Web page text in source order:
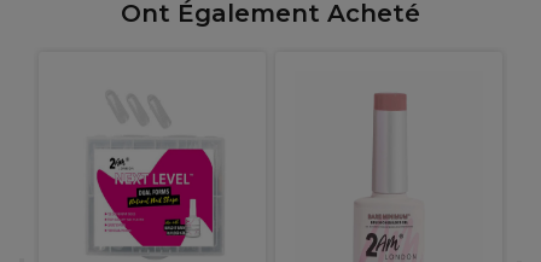
Ont Également Acheté